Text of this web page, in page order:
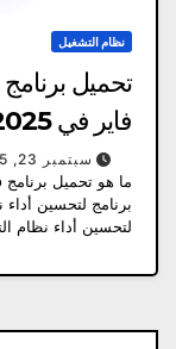
نظام التشغيل
​​فاير في 2025
سبتمبر 23, 2025
لتحسين أداء نظام التشغيل ويندوز